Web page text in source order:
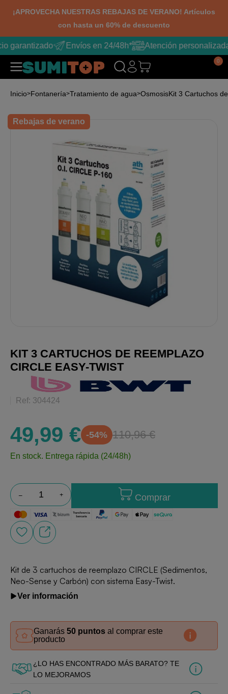
¡APROVECHA NUESTRAS REBAJAS DE VERANO! Artículos
con hasta un 60% de descuento
garantizado Envíos en 24/48h* Atención personalizada
0
Inicio Fontanería Tratamiento de agua OsmosisKit 3 Cartuchos
Rebajas de verano
KIT 3 CARTUCHOS DE REEMPLAZO
CIRCLE EASY-TWIST
Ref: 304424
49,99 € -54% 110,96 €
En stock. Entrega rápida (24/48h)
Comprar
Kit de 3 cartuchos de reemplazo CIRCLE (Sedimentos,
Neo-Sense y Carbón) con sistema Easy-Twist.
Ver información
Ganarás 50 puntos al comprar este
producto
¿LO HAS ENCONTRADO MÁS BARATO? TE
LO MEJORAMOS